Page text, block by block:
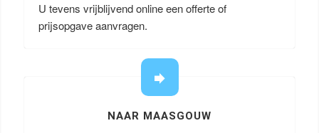
U tevens vrijblijvend online een offerte of
prijsopgave aanvragen.
NAAR MAASGOUW